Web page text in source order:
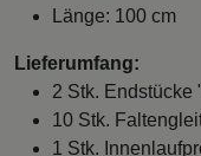
Länge: 100 cm
Lieferumfang:
2 Stk.
10 Stk.
1 Stk.